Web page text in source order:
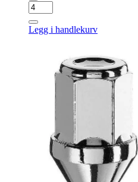
NUT
HEX21
12X1.5X37+ROTATING
WASHER
Legg i handlekurv